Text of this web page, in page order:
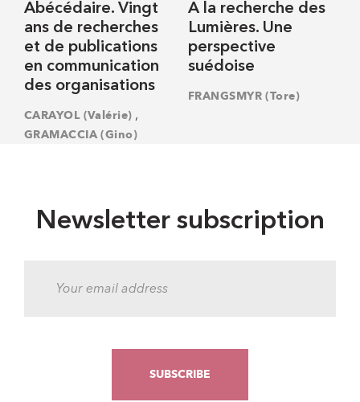
Abécédaire. Vingt
ans de recherches
et de publications
en communication
des organisations
CARAYOL (Valérie) ,
GRAMACCIA (Gino)
A la recherche des
Lumières. Une
perspective
suédoise
FRANGSMYR (Tore)
Newsletter subscription